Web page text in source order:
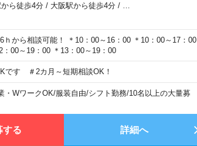
ら徒歩4分/ 大阪駅から徒歩4分/
から相談可能！ ＊10：00～16：00 ＊10：00～17：00
00～19：00 ＊13：00～19：00
です ＃2カ月～短期相談OK！
・WワークOK/服装自由/シフト勤務/10名以上の大量募
する 詳細へ